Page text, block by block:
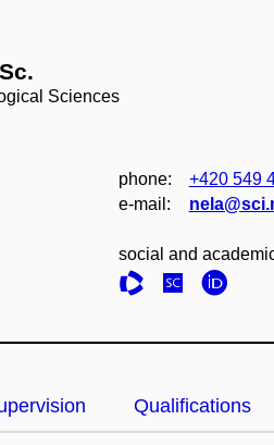
Sciences
phone: +420 549
e‑mail:
social and
Qualifications